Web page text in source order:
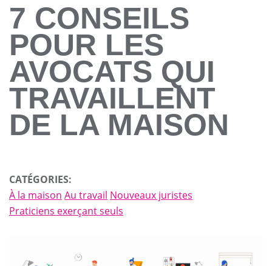
7 CONSEILS
POUR LES
AVOCATS QUI
TRAVAILLENT
DE LA MAISON
CATÉGORIES:
À la maison Au travail Nouveaux juristes
Praticiens exerçant seuls